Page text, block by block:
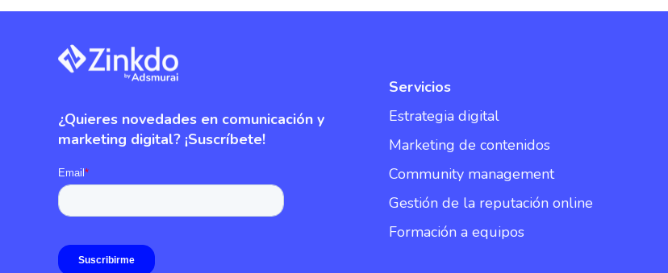
¿Quieres novedades en comunicación y
marketing digital? ¡Suscríbete!
Servicios
Estrategia digital
Marketing de contenidos
Community management
Gestión de la reputación online
Formación a equipos